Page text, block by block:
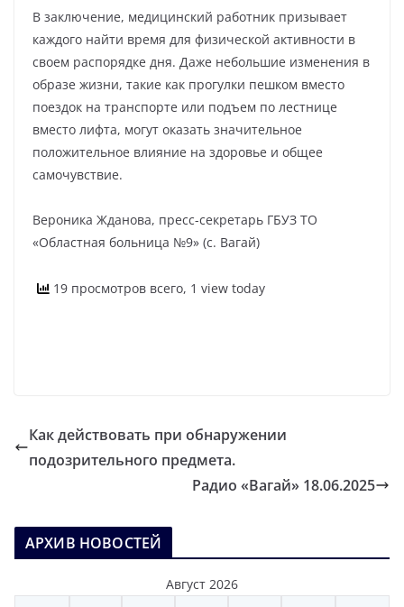
В заключение, медицинский работник призывает
каждого найти время для физической активности в
своем распорядке дня. Даже небольшие изменения в
образе жизни, такие как прогулки пешком вместо
поездок на транспорте или подъем по лестнице
вместо лифта, могут оказать значительное
положительное влияние на здоровье и общее
самочувствие.
Вероника Жданова, пресс-секретарь ГБУЗ ТО
«Областная больница №9» (с. Вагай)
19 просмотров всего, 1 view today
Как действовать при обнаружении
подозрительного предмета.
Радио «Вагай» 18.06.2025
АРХИВ НОВОСТЕЙ
Август 2026